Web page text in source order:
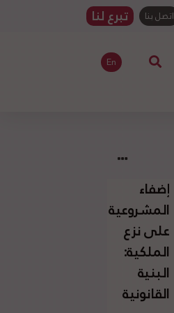
اتصل بنا تبرع لنا
En
إضفاء
المشروعية
على نزع
الملكية:
البنية
القانونية